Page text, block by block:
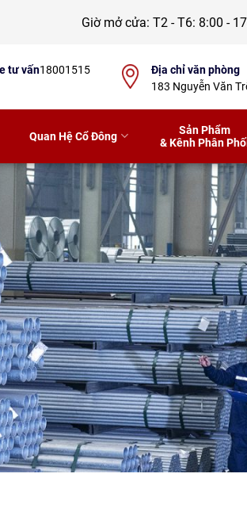
Giờ mở cửa:T2 - T6: 8:00 -
Quan Hệ Cổ Đông
Sản Phẩm
& Kênh Phân
tư vấn18001515
Địa chỉ văn phòng
183 Nguyễn Văn